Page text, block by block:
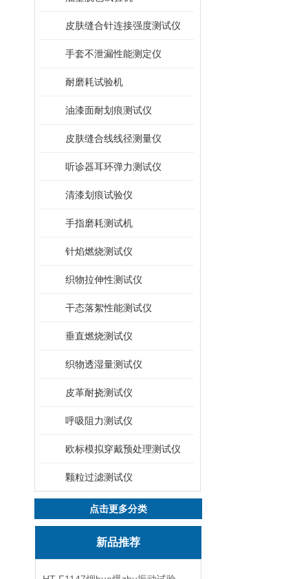
皮肤缝合针连接强度测试仪
手套不泄漏性能测定仪
耐磨耗试验机
油漆面耐划痕测试仪
皮肤缝合线线径测量仪
听诊器耳环弹力测试仪
清漆划痕试验仪
手指磨耗测试机
针焰燃烧测试仪
织物拉伸性测试仪
干态落絮性能测试仪
垂直燃烧测试仪
织物透湿量测试仪
皮革耐挠测试仪
呼吸阻力测试仪
欧标模拟穿戴预处理测试仪
颗粒过滤测试仪
点击更多分类
新品推荐